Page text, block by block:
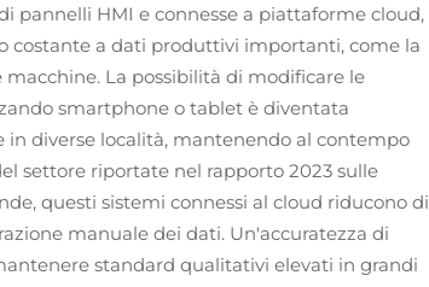
pannelli HMI e connesse a piattaforme cloud,
costante a dati produttivi importanti, come la
La possibilità di modificare le
smartphone o tablet è diventata
in diverse località, mantenendo al contempo
settore riportate nel rapporto 2023 sulle
questi sistemi connessi al cloud riducono di
manuale dei dati. Un'accuratezza di
standard qualitativi elevati in grandi